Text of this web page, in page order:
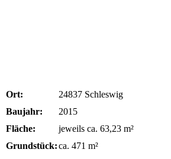
Ort:
24837 Schleswig
Baujahr:
2015
Fläche:
jeweils ca. 63,23 m²
Grundstück:ca. 471 m²